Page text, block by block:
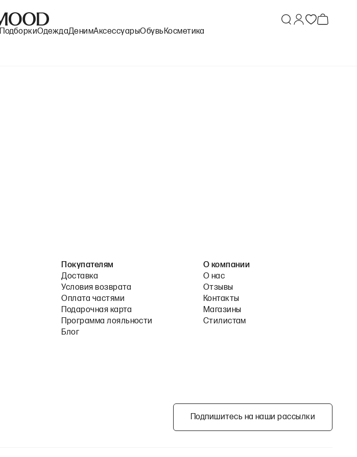
ПодборкиОдеждаДенимАксессуарыОбувь Косметика
Покупателям
Доставка
Условия возврата
Оплата частями
Подарочная карта
Программа лояльности
Блог
О компании
О нас
Отзывы
Контакты
Магазины
Стилистам
Подпишитесь на наши рассылки